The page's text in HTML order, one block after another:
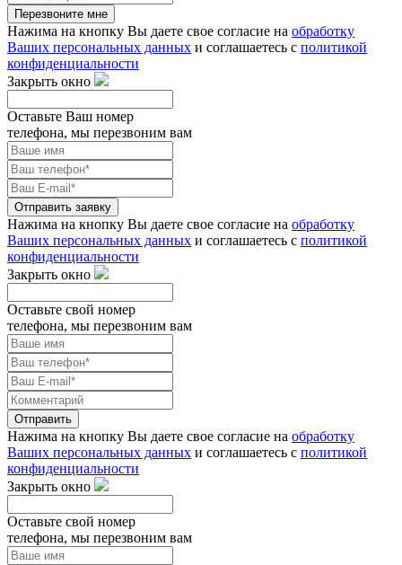
Перезвоните мне
Нажима на кнопку Вы даете свое согласие на обработку
Ваших персональных данных и соглашаетесь с политикой
конфиденциальности
Закрыть окно
Оставьте Ваш номер
телефона, мы перезвоним вам
Отправить заявку
Нажима на кнопку Вы даете свое согласие на обработку
Ваших персональных данных и соглашаетесь с политикой
конфиденциальности
Закрыть окно
Оставьте свой номер
телефона, мы перезвоним вам
Отправить
Нажима на кнопку Вы даете свое согласие на обработку
Ваших персональных данных и соглашаетесь с политикой
конфиденциальности
Закрыть окно
Оставьте свой номер
телефона, мы перезвоним вам